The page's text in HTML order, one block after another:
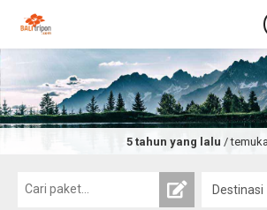
5 tahun yang lalu/ temukan